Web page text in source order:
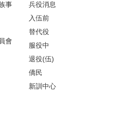
事
會
兵役消息
入伍前
替代役
服役中
退役(伍)
僑民
新訓中心